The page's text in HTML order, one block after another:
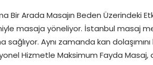
Bir Arada Masajın Beden Üzerindeki
masaja yöneliyor. İstanbul masaj
Aynı zamanda kan dolaşımını
Hizmetle Maksimum Fayda Masaj,